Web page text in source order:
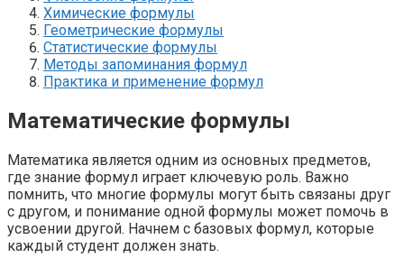
Химические формулы
Геометрические формулы
Статистические формулы
Методы запоминания формул
Практика и применение формул
Математические формулы
Математика является одним из основных предметов,
где знание формул играет ключевую роль. Важно
помнить, что многие формулы могут быть связаны друг
с другом, и понимание одной формулы может помочь в
усвоении другой. Начнем с базовых формул, которые
каждый студент должен знать.